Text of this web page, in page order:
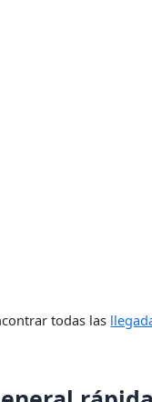
todas las